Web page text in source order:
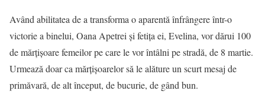
Având abilitatea de a transforma o aparentă înfrângere într-o
victorie a binelui, Oana Apetrei și fetița ei, Evelina, vor dărui 100
de mărțișoare femeilor pe care le vor întâlni pe stradă, de 8 martie.
Urmează doar ca mărțișoarelor să le alăture un scurt mesaj de
primăvară, de alt început, de bucurie, de gând bun.